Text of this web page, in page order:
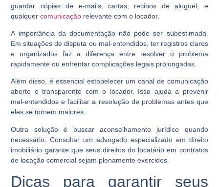
guardar cópias de e-mails, cartas, recibos de aluguel, e
qualquercomunicação relevante com o locador.
A importância da documentação não pode ser subestimada.
Em situações de disputa ou mal-entendidos, ter registros claros
e organizados faz a diferença entre resolver o problema
rapidamente ou enfrentar complicações legais prolongadas.
Além disso, é essencial estabelecer um canal de comunicação
aberto e transparente com o locador. Isso ajuda a prevenir
mal-entendidos e facilitar a resolução de problemas antes que
eles se tornem maiores.
Outra solução é buscar aconselhamento jurídico quando
necessário. Consultar um advogado especializado em direito
imobiliário garante que seus direitos do locatário em contratos
de locação comercial sejam plenamente exercidos.
Dicas para garantir seus